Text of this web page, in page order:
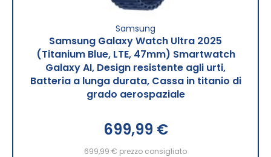
Samsung
Samsung Galaxy Watch Ultra 2025
(Titanium Blue, LTE, 47mm) Smartwatch
Galaxy AI, Design resistente agli urti,
Batteria a lunga durata, Cassa in titanio di
grado aerospaziale
699,99 €
699,99 € prezzo consigliato